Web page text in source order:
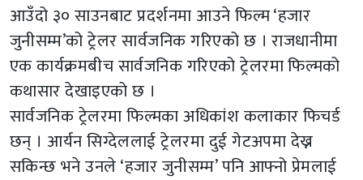
आउँदो ३० साउनबाट प्रदर्शनमा आउने फिल्म ‘हजार
जुनीसम्म’को ट्रेलर सार्वजनिक गरिएको छ । राजधानीमा
एक कार्यक्रमबीच सार्वजनिक गरिएको ट्रेलरमा फिल्मको
कथासार देखाइएको छ ।
सार्वजनिक ट्रेलरमा फिल्मका अधिकांश कलाकार फिचर्ड
छन् । आर्यन सिग्देललाई ट्रेलरमा दुई गेटअपमा देख्न
सकिन्छ भने उनले ‘हजार जुनीसम्म’ पनि आफ्नो प्रेमलाई